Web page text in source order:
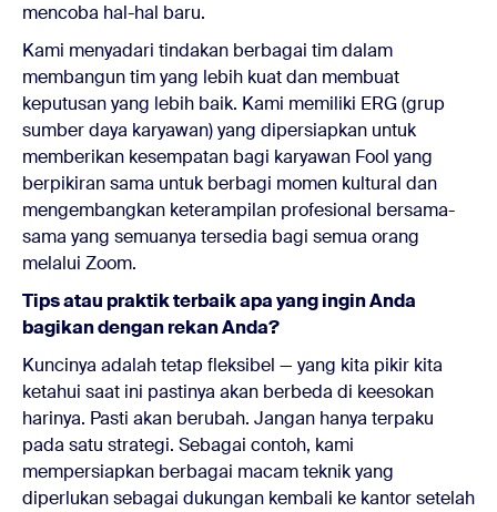
mencoba hal-hal baru.
Kami menyadari tindakan berbagai tim dalam
membangun tim yang lebih kuat dan membuat
keputusan yang lebih baik. Kami memiliki ERG (grup
sumber daya karyawan) yang dipersiapkan untuk
memberikan kesempatan bagi karyawan Fool yang
berpikiran sama untuk berbagi momen kultural dan
mengembangkan keterampilan profesional bersama-
sama yang semuanya tersedia bagi semua orang
melalui Zoom.
Tips atau praktik terbaik apa yang ingin Anda
bagikan dengan rekan Anda?
Kuncinya adalah tetap fleksibel — yang kita pikir kita
ketahui saat ini pastinya akan berbeda di keesokan
harinya. Pasti akan berubah. Jangan hanya terpaku
pada satu strategi. Sebagai contoh, kami
mempersiapkan berbagai macam teknik yang
diperlukan sebagai dukungan kembali ke kantor setelah